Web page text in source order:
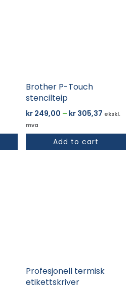
Brother P-Touch
stencilteip
kr 249,00 – kr 305,37
til
ekskl.
mva
Add to cart
produktsiden
Profesjonell termisk
etikettskriver